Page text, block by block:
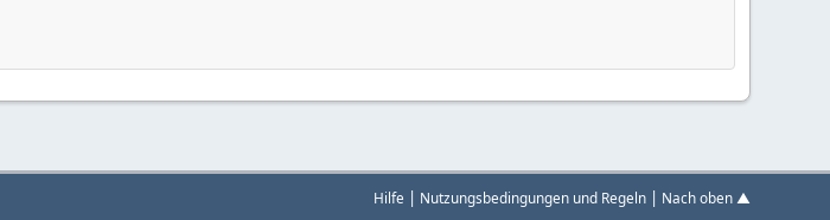
Hilfe | Nutzungsbedingungen und Regeln| Nach oben ▲